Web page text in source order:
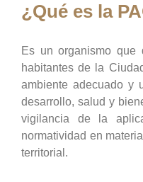
¿Qué es la
Es un organismo que
habitantes de la
ambiente adecuado y
desarrollo, salud y
vigilancia de la
normatividad en
territorial.